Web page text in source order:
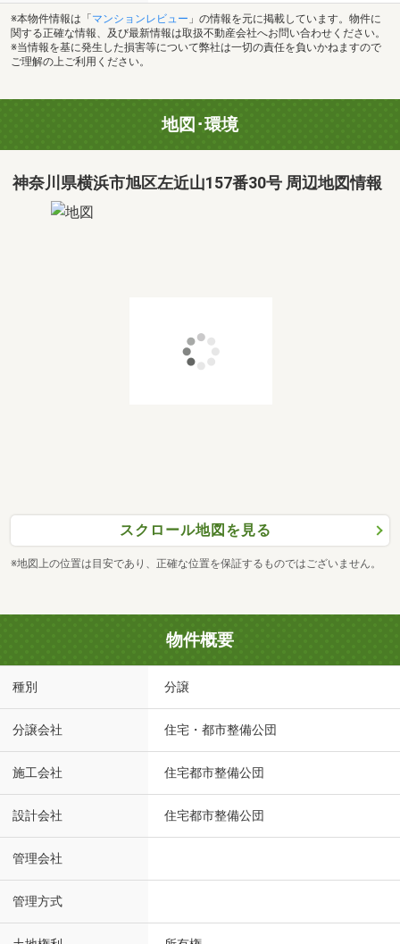
※本物件情報は「 マンションレビュー 」の情報を元に掲載しています。物件に
関する正確な情報、及び最新情報は取扱不動産会社へお問い合わせください。
※当情報を基に発生した損害等について弊社は一切の責任を負いかねますので
ご理解の上ご利用ください。
地図･環境
神奈川県横浜市旭区左近山157番30号 周辺地図情報
スクロール地図を見る
※地図上の位置は目安であり、正確な位置を保証するものではございません。
物件概要
種別 分譲
分譲会社 住宅・都市整備公団
施工会社 住宅都市整備公団
設計会社 住宅都市整備公団
管理会社
管理方式